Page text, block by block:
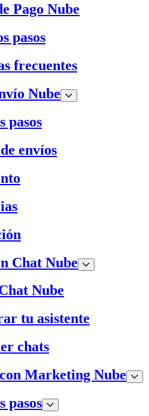
Pago Nube
pasos
frecuentes
Nube
pasos
envíos
Chat Nube
Nube
tu asistente
chats
Marketing Nube
pasos